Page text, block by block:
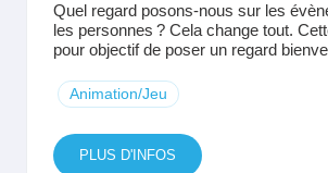
Quel regard posons-nous sur les
les personnes ? Cela change tout.
pour objectif de poser un regard
Animation/Jeu
PLUS D'INFOS